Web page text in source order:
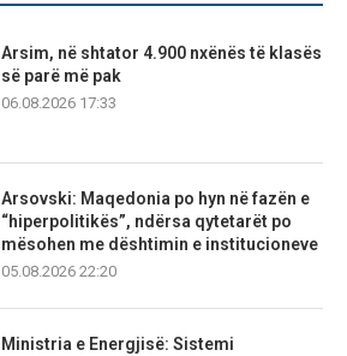
Arsim, në shtator 4.900 nxënës të klasës
së parë më pak
06.08.2026 17:33
Arsovski: Maqedonia po hyn në fazën e
“hiperpolitikës”, ndërsa qytetarët po
mësohen me dështimin e institucioneve
05.08.2026 22:20
Ministria e Energjisë: Sistemi